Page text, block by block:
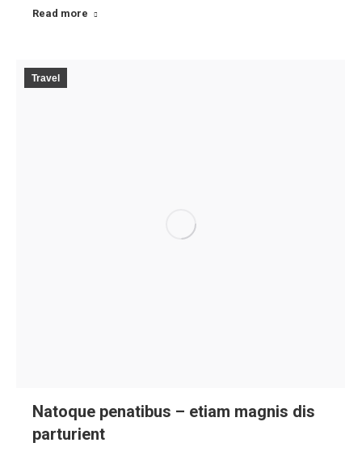
Read more
Travel
Natoque penatibus – etiam magnis dis
parturient